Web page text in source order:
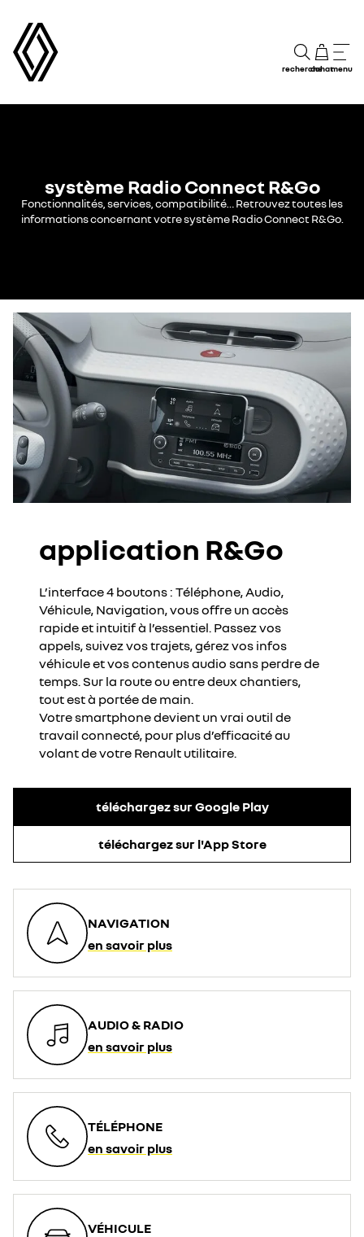
rechercheachatmenu
système Radio Connect R&Go
Fonctionnalités, services, compatibilité… Retrouvez toutes les
informations concernant votre système Radio Connect R&Go.
application R&Go
L’interface 4 boutons : Téléphone, Audio,
Véhicule, Navigation, vous offre un accès
rapide et intuitif à l’essentiel. Passez vos
appels, suivez vos trajets, gérez vos infos
véhicule et vos contenus audio sans perdre de
temps. Sur la route ou entre deux chantiers,
tout est à portée de main.
Votre smartphone devient un vrai outil de
travail connecté, pour plus d’efficacité au
volant de votre Renault utilitaire.
téléchargez sur Google Play
téléchargez sur l'App Store
NAVIGATION
en savoir plus
AUDIO & RADIO
en savoir plus
TÉLÉPHONE
en savoir plus
VÉHICULE